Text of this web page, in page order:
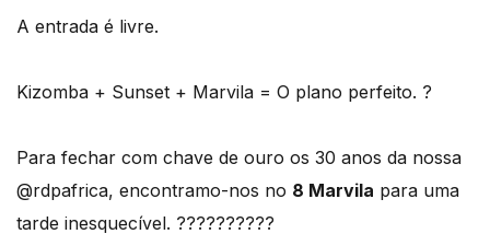
A entrada é livre.
Kizomba + Sunset + Marvila = O plano perfeito. ?
Para fechar com chave de ouro os 30 anos da nossa
@rdpafrica, encontramo-nos no 8 Marvila para uma
tarde inesquecível. ??????????